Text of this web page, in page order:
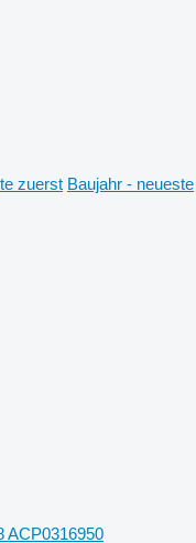
zuerst Baujahr - neueste
ACP0316950